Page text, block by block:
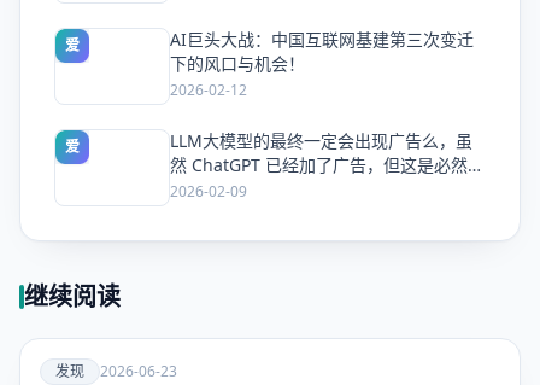
爱
AI巨头大战：中国互联网基建第三次变迁
下的风口与机会！
2026-02-12
爱
LLM大模型的最终一定会出现广告么，虽
然 ChatGPT 已经加了广告，但这是必然终
局么？
2026-02-09
继续阅读
爱
发现 2026-06-23